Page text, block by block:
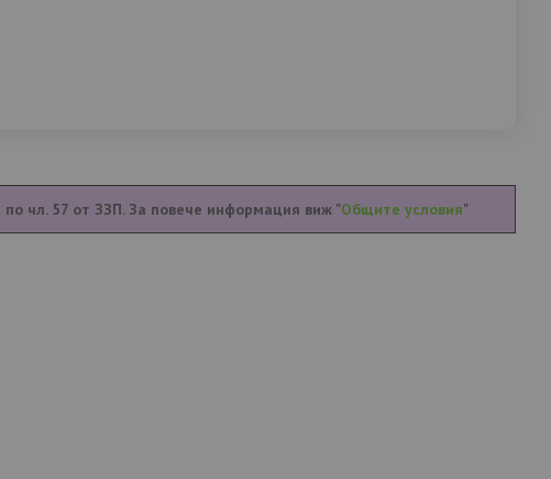
чл. 57 от ЗЗП. За повече информация виж "Общите условия"